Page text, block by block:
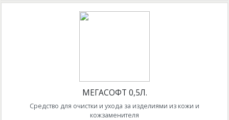
МЕГАСОФТ 0,5Л.
Средство для очистки и ухода за изделиями из кожи и
кожзаменителя